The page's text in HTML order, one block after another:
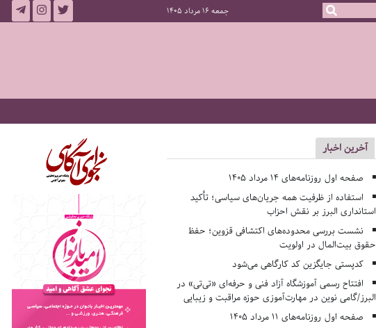
جمعه 16 مرداد 1405
آخرین اخبار
صفحه اول روزنامه‌های 14 مرداد 1405
استفاده از ظرفیت همه جریان‌های سیاسی؛ تأکید
استانداری البرز بر نقش احزاب
نشست بررسی محدوده‌های اکتشافی قزوین؛ حفظ
حقوق بیت‌المال در اولویت
کدپستی جایگزین کد کارگاهی می‌شود
افتتاح رسمی آموزشگاه آزاد فنی و حرفه‌ای «تی‌تی» در
البرز/گامی نوین در مهارت‌آموزی حوزه مراقبت و زیبایی
صفحه اول روزنامه‌های 11 مرداد 1405